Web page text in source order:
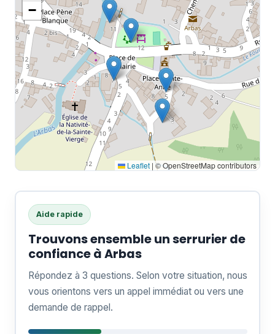
−
Leaflet | © OpenStreetMap contributors
Aide rapide
Trouvons ensemble un serrurier de
confiance à Arbas
Répondez à 3 questions. Selon votre situation, nous
vous orientons vers un appel immédiat ou vers une
demande de rappel.